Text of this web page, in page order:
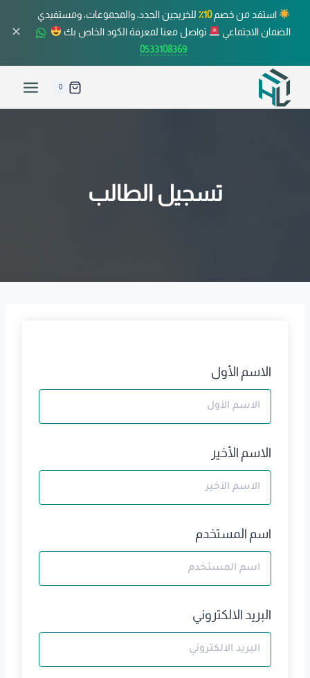
استفد من خصم10٪
للخريجين الجدد، والمجموعات، ومستفيدي
الضمان الاجتماعي
تواصل معنا لمعرفة الكود الخاص بك
0533108369
✕
0
تسجيل الطالب
الاسم الأول
الاسم الأخير
اسم المستخدم
البريد الالكتروني